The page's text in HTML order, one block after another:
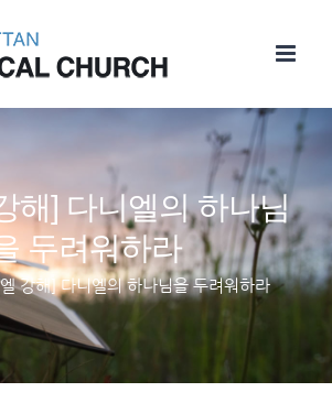
해] 다니엘의 하나님
두려워하라
엘 강해] 다니엘의 하나님을 두려워하라